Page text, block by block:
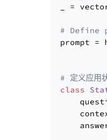
_ =
# Define
prompt =
# 定义应用
class